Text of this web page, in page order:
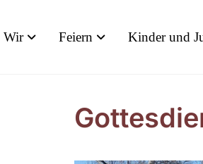
Wir Feiern Kinder und